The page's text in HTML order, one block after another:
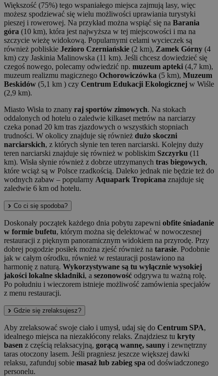
Większość (75%) tego wspaniałego miejsca zajmują lasy, więc
możesz spodziewać się wielu możliwości uprawiania turystyki
pieszej i rowerowej. Na przykład można wspiąć się na Barania
góra (10 km), która jest najwyższa w tej miejscowości i ma na
szczycie wieżę widokową. Popularnymi celami wycieczek są
również pobliskie Jezioro Czerniańskie (2 km), Zamek Górny (4
km) czy Jaskinia Malinowska (11 km). Jeśli chcesz dowiedzieć się
czegoś nowego, polecamy odwiedzić np. muzeum apteki (4,7 km),
muzeum realizmu magicznego Ochorowiczówka (5 km), Muzeum
Beskidów (5,1 km ) czy Centrum Edukacji Ekologicznej w Wiśle
(2,9 km).
Miasto Wisła to znany raj sportów zimowych. Na stokach
oddalonych od hotelu o zaledwie kilkaset metrów na narciarzy
czeka ponad 20 km tras zjazdowych o wszystkich stopniach
trudności. W okolicy znajduje się również dużo skoczni
narciarskich, z których słynie ten teren narciarski. Kolejny duży
teren narciarski znajduje się również w pobliskim Szczyrku (11
km). Wisła słynie również z dobrze utrzymanych tras biegowych,
które wciąż są w Polsce rzadkością. Daleko jednak nie będzie też do
wodnych zabaw – popularny Aquapark Tropicana znajduje się
zaledwie 6 km od hotelu.
Co ci się spodoba?
Doskonały początek każdego dnia pobytu zapewni obfite śniadanie
w formie bufetu, którym można się delektować w nowoczesnej
restauracji z pięknym panoramicznym widokiem na przyrodę. Przy
dobrej pogodzie posiłek można zjeść również na tarasie. Podobnie
jak w całym ośrodku, również w restauracji postawiono na
harmonię z naturą. Wykorzystywane są tu wyłącznie wysokiej
jakości lokalne składniki, a sezonowość odgrywa tu ważną rolę.
Po południu i wieczorem istnieje możliwość zamówienia specjałów
z menu restauracji.
Gdzie się zrelaksujesz?
Aby zrelaksować swoje ciało i umysł, udaj się do Centrum SPA,
idealnego miejsca na niezakłócony relaks. Znajdziesz tu kryty
basen z częścią relaksacyjną, gorącą wannę, sauny i zewnętrzny
taras otoczony lasem. Jeśli pragniesz jeszcze większej dawki
relaksu, zafunduj sobie masaż lub zabieg spa od doświadczonego
personelu.